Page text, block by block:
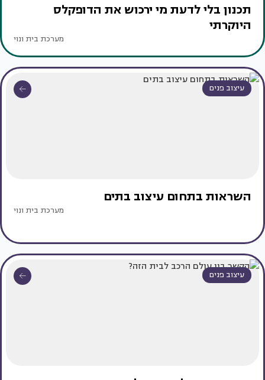
תכנון בלי לדעת מי ירכוש את הדופקלס
היוקרתי
מערכת בית ונוי
עיצוב פנים
השראות בתחום עיצוב בתים
מערכת בית ונוי
עיצוב פנים